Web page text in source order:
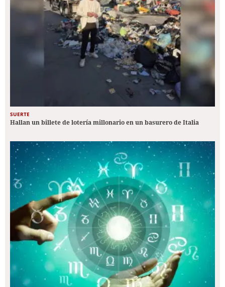
SUERTE
Hallan un billete de lotería millonario en un basurero de Italia